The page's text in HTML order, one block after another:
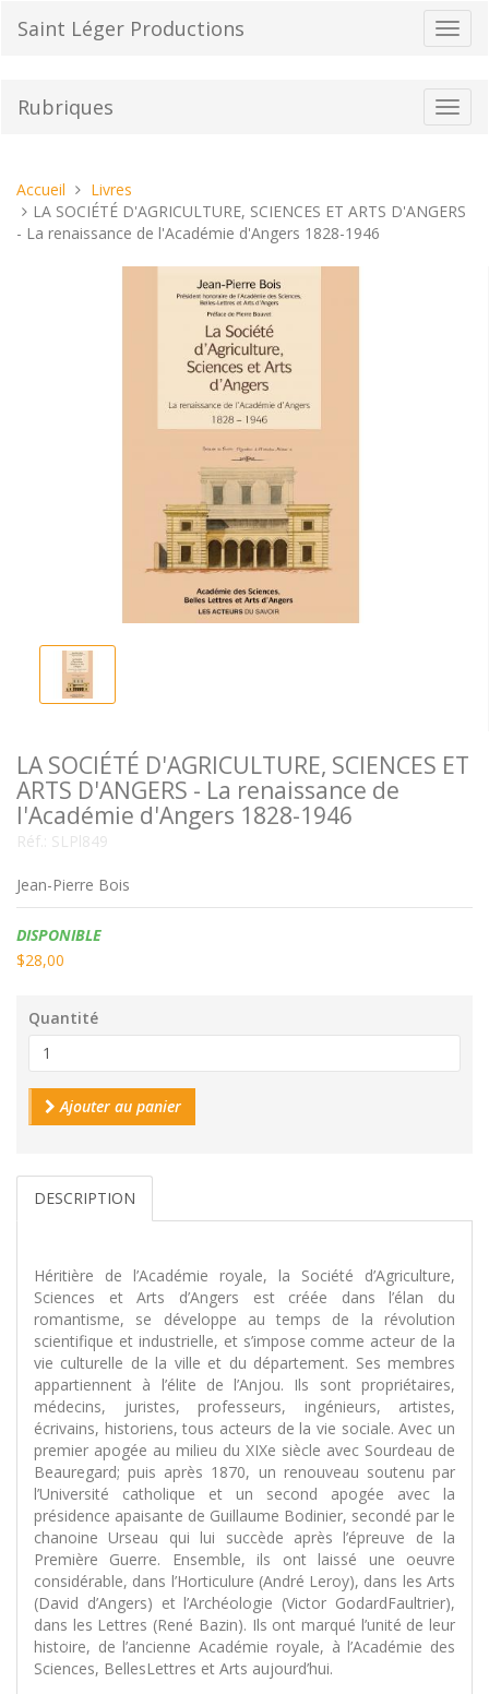
la
Saint Léger Productions
la
Rubriques
Vous
êtes
ici :
Accueil
Livres
LA SOCIÉTÉ D'AGRICULTURE, SCIENCES ET ARTS D'ANGERS
- La renaissance de l'Académie d'Angers 1828-1946
LA SOCIÉTÉ D'AGRICULTURE, SCIENCES ET
ARTS D'ANGERS - La renaissance de
l'Académie d'Angers 1828-1946
Réf.: SLPl849
Jean-Pierre Bois
Disponibilité:
DISPONIBLE
$28,00
Quantité
Ajouter au panier
DESCRIPTION
Héritière de l’Académie royale, la Société d’Agriculture,
Sciences et Arts d’Angers est créée dans l’élan du
romantisme, se développe au temps de la révolution
scientifique et industrielle, et s’impose comme acteur de la
vie culturelle de la ville et du département. Ses membres
appartiennent à l’élite de l’Anjou. Ils sont propriétaires,
médecins, juristes, professeurs, ingénieurs, artistes,
écrivains, historiens, tous acteurs de la vie sociale. Avec un
premier apogée au milieu du XIXe siècle avec Sourdeau de
Beauregard; puis après 1870, un renouveau soutenu par
l’Université catholique et un second apogée avec la
présidence apaisante de Guillaume Bodinier, secondé par le
chanoine Urseau qui lui succède après l’épreuve de la
Première Guerre. Ensemble, ils ont laissé une oeuvre
considérable, dans l’Horticulure (André Leroy), dans les Arts
(David d’Angers) et l’Archéologie (Victor GodardFaultrier),
dans les Lettres (René Bazin). Ils ont marqué l’unité de leur
histoire, de l’ancienne Académie royale, à l’Académie des
Sciences, BellesLettres et Arts aujourd’hui.